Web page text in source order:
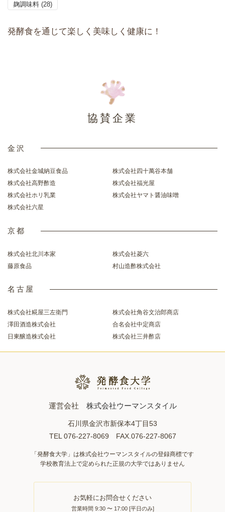
麹調味料 (28)
発酵食を通じて楽しく美味しく健康に！
協賛企業
金沢
株式会社金城納豆食品
株式会社四十萬谷本舗
株式会社高野酢造
株式会社福光屋
株式会社ホリ乳業
株式会社ヤマト醤油味噌
株式会社六星
京都
株式会社北川本家
株式会社菱六
藤原食品
村山造酢株式会社
名古屋
株式会社糀屋三左衛門
株式会社角谷文治郎商店
澤田酒造株式会社
合名会社中定商店
日東醸造株式会社
株式会社三井酢店
運営会社 株式会社ウーマンスタイル
石川県金沢市新保本4丁目53
TEL 076-227-8069 FAX.076-227-8067
「発酵食大学」は株式会社ウーマンスタイルの登録商標です
学校教育法上で定められた正規の大学ではありません
お気軽にお問合せください
営業時間 9:30 〜 17:00 [平日のみ]